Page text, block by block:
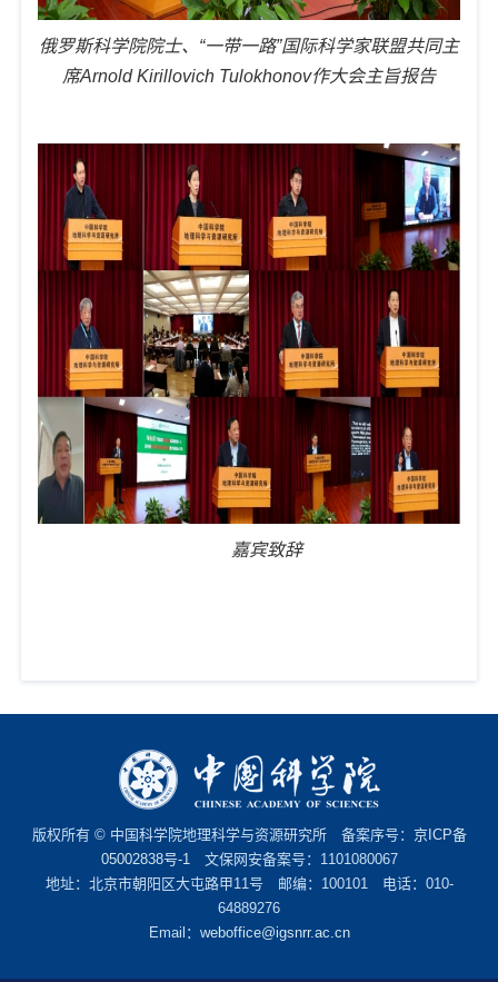
俄罗斯科学院院士、 “一带一路”国际科学家联盟共同主
席Arnold Kirillovich Tulokhonov作大会主旨报告
嘉宾致辞
版权所有 © 中国科学院地理科学与资源研究所 备案序号： 京ICP备
05002838号-1文保网安备案号：1101080067
地址：北京市朝阳区大屯路甲11号 邮编：100101 电话：010-
64889276
Email： weboffice@igsnrr.ac.cn